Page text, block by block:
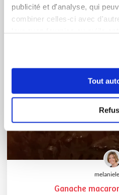
publicité et d'analyse, qui
combiner celles-ci avec
Tout
Ganache